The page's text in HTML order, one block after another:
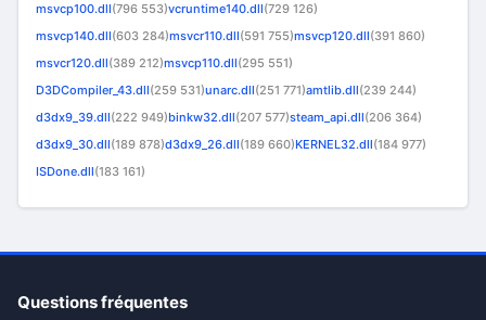
msvcp100.dll(796 553)vcruntime140.dll(729 126)
msvcp140.dll(603 284)msvcr110.dll(591 755)msvcp120.dll(391 860)
msvcr120.dll(389 212)msvcp110.dll(295 551)
D3DCompiler_43.dll(259 531)unarc.dll(251 771)amtlib.dll(239 244)
d3dx9_39.dll(222 949)binkw32.dll(207 577)steam_api.dll(206 364)
d3dx9_30.dll(189 878)d3dx9_26.dll(189 660)KERNEL32.dll(184 977)
ISDone.dll(183 161)
Questions fréquentes